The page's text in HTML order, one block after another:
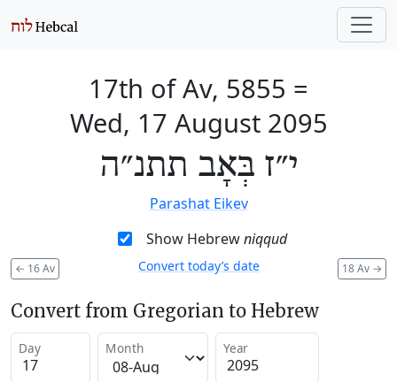
17th of Av, 5855 =
Wed, 17 August 2095
י״ז בְּאָב תתנ״ה
Parashat Eikev
Show Hebrewniqqud
← 16 Av 18 Av →
Convert today’s date
Convert from Gregorian to Hebrew
Day Month Year